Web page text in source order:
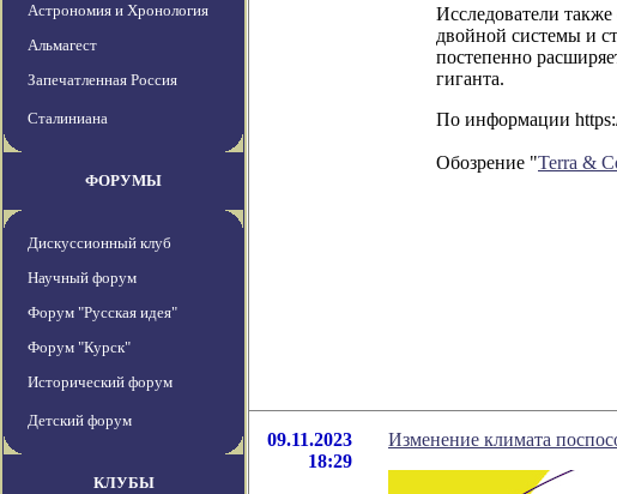
Астрономия и Хронология
Альмагест
Запечатленная Россия
Сталиниана
ФОРУМЫ
Дискуссионный клуб
Научный форум
Форум "Русская идея"
Форум "Курск"
Исторический форум
Детский форум
КЛУБЫ
Исследователи
двойной системы и
постепенно
гиганта.
По информации
Обозрение "Terra &
09.11.2023
18:29
Изменение климата